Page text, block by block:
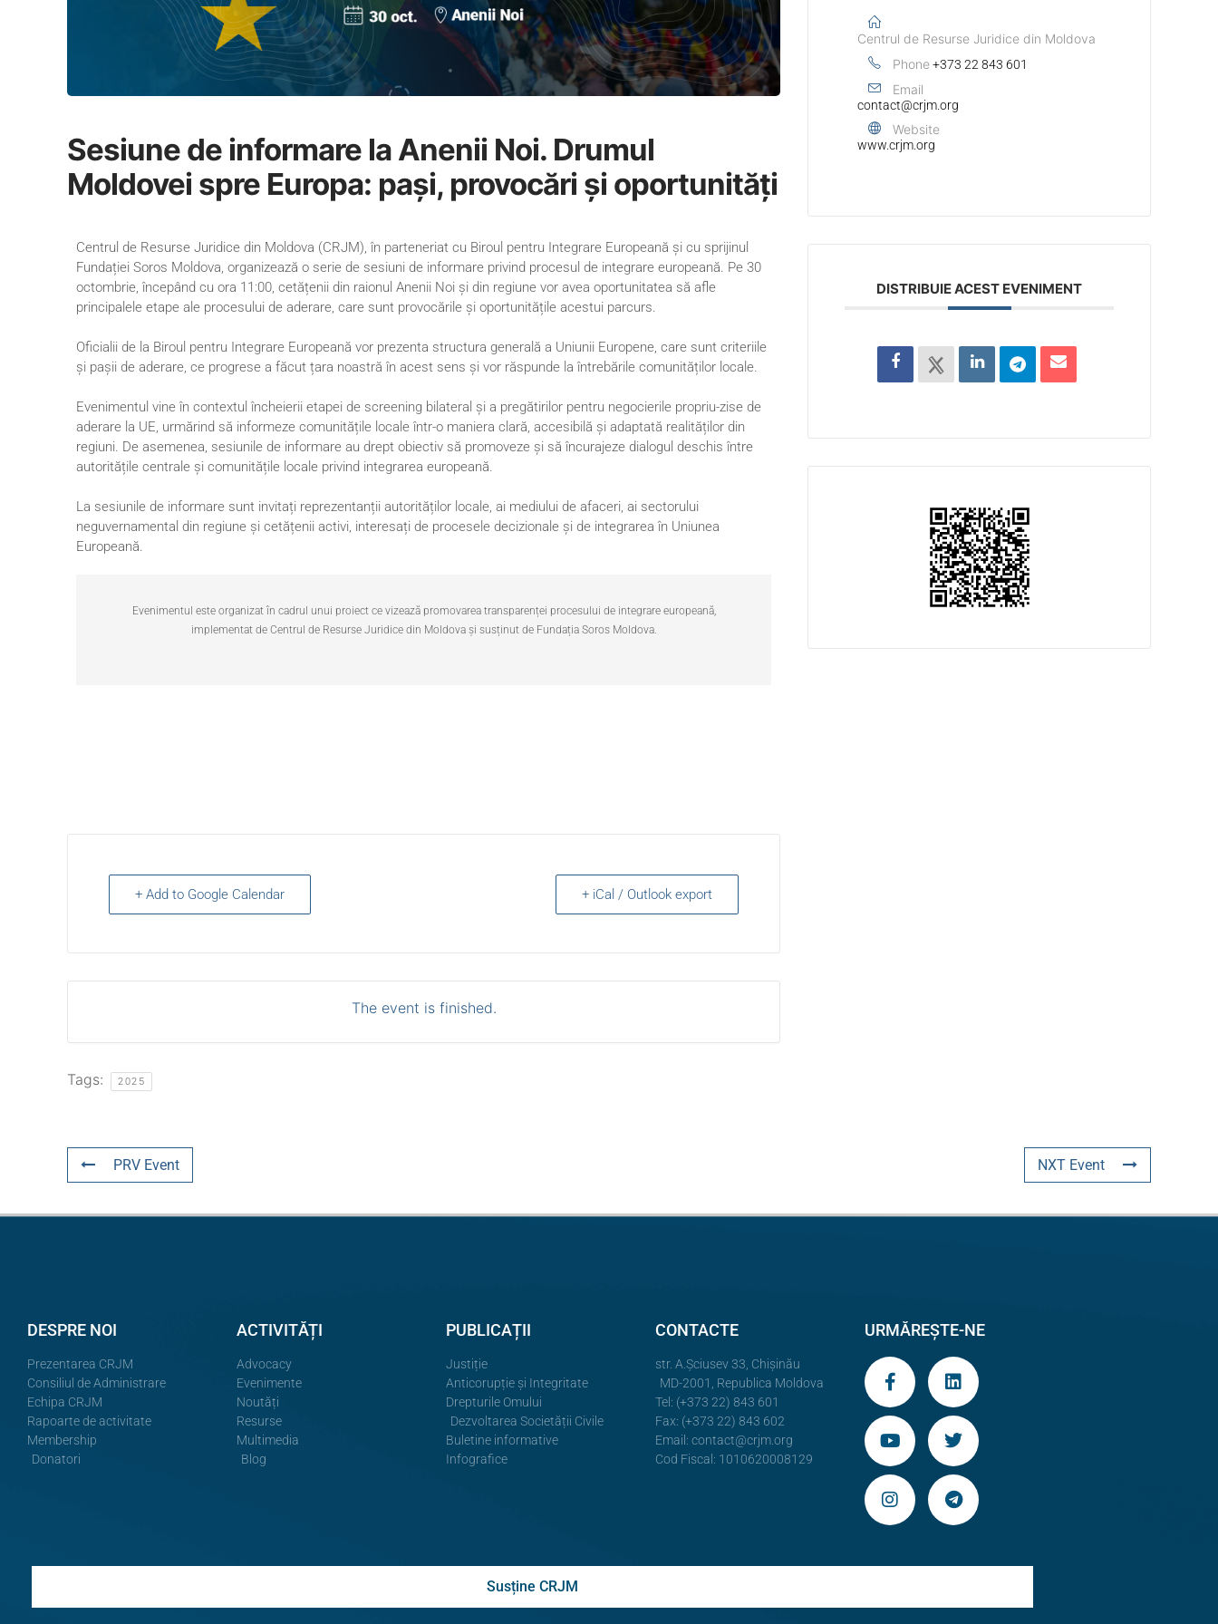
Sesiune de informare la Anenii Noi. Drumul
Moldovei spre Europa: pași, provocări și oportunități
Centrul de Resurse Juridice din Moldova (CRJM), în parteneriat cu Biroul pentru Integrare Europeană și cu sprijinul
Fundației Soros Moldova, organizează o serie de sesiuni de informare privind procesul de integrare europeană. Pe 30
octombrie, începând cu ora 11:00, cetățenii din raionul Anenii Noi și din regiune vor avea oportunitatea să afle
principalele etape ale procesului de aderare, care sunt provocările și oportunitățile acestui parcurs.
Oficialii de la Biroul pentru Integrare Europeană vor prezenta structura generală a Uniunii Europene, care sunt criteriile
și pașii de aderare, ce progrese a făcut țara noastră în acest sens și vor răspunde la întrebările comunităților locale.
Evenimentul vine în contextul încheierii etapei de screening bilateral și a pregătirilor pentru negocierile propriu-zise de
aderare la UE, urmărind să informeze comunitățile locale într-o maniera clară, accesibilă și adaptată realităților din
regiuni. De asemenea, sesiunile de informare au drept obiectiv să promoveze și să încurajeze dialogul deschis între
autoritățile centrale și comunitățile locale privind integrarea europeană.
La sesiunile de informare sunt invitați reprezentanții autorităților locale, ai mediului de afaceri, ai sectorului
neguvernamental din regiune și cetățenii activi, interesați de procesele decizionale și de integrarea în Uniunea
Europeană.
Evenimentul este organizat în cadrul unui proiect ce vizează promovarea transparenței procesului de integrare europeană,
implementat de Centrul de Resurse Juridice din Moldova și susținut de Fundația Soros Moldova.
+ Add to Google Calendar + iCal / Outlook export
The event is finished.
Tags: 2025
Centrul de Resurse Juridice din Moldova
Phone +373 22 843 601
Email
contact@crjm.org
Website
www.crjm.org
DISTRIBUIE ACEST EVENIMENT
PRV Event NXT Event
DESPRE NOI
Prezentarea CRJM
Consiliul de Administrare
Echipa CRJM
Rapoarte de activitate
Membership
Donatori
ACTIVITĂȚI
Advocacy
Evenimente
Noutăți
Resurse
Multimedia
Blog
PUBLICAȚII
Justiție
Anticorupție și Integritate
Drepturile Omului
Dezvoltarea Societății Civile
Buletine informative
Infografice
CONTACTE
str. A.Şciusev 33, Chișinău
MD-2001, Republica Moldova
Tel: (+373 22) 843 601
Fax: (+373 22) 843 602
Email: contact@crjm.org
Cod Fiscal: 1010620008129
URMĂREȘTE-NE
Susține CRJM